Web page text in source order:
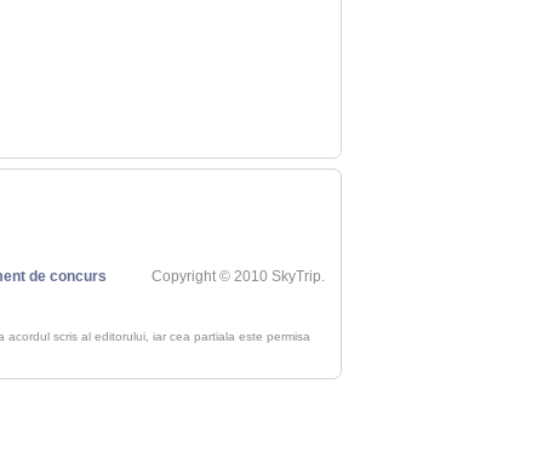
de concurs
Copyright © 2010 SkyTrip.
scris al editorului, iar cea partiala este permisa